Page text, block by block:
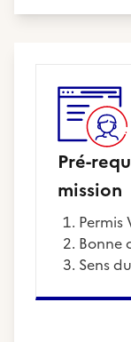
Pré-
mission
sens